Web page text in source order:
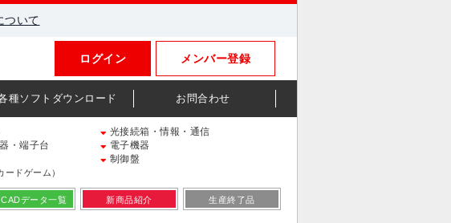
ついて
メンバー登録
ログイン
種ソフトダウンロード お問合わせ
光接続箱・情報・通信
・端子台
電子機器
制御盤
ードゲーム）
データ一覧 新商品紹介 生産終了品